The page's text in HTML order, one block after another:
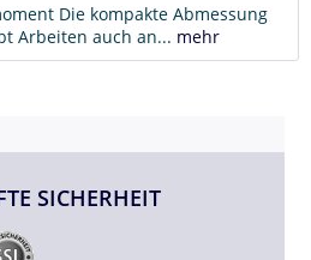
Die kompakte Abmessung
Arbeiten auch an... mehr
SICHERHEIT